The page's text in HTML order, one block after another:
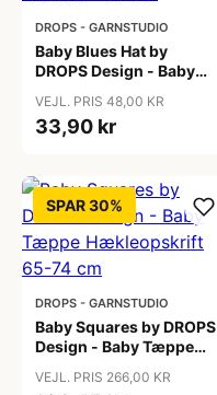
DROPS - GARNSTUDIO
Baby Blues Hat by
DROPS Design - Baby
0/3 mdr - 2/4 år
VEJL. PRIS 48,00 KR
33,90 kr
SPAR 30%
DROPS - GARNSTUDIO
Baby Squares by DROPS
Design - Baby Tæppe
VEJL. PRIS 266,00 KR